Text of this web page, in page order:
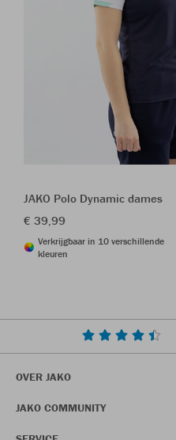
JAKO Polo Dynamic dames
€ 39,99
Verkrijgbaar in 10 verschillende
kleuren
OVER JAKO
JAKO COMMUNITY